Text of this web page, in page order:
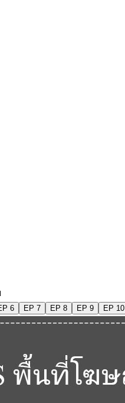
6 EP 7 EP 8 EP 9 EP 10